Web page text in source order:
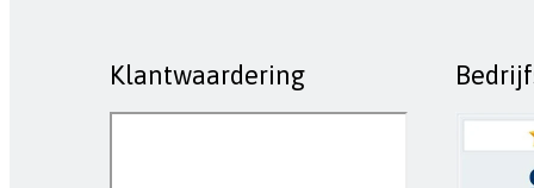
Klantwaardering